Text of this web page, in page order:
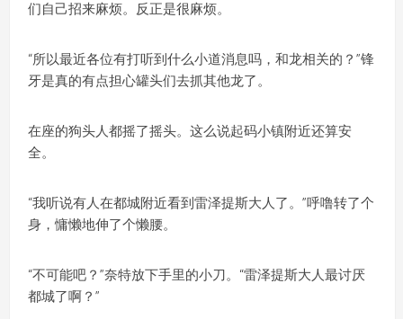
们自己招来麻烦。反正是很麻烦。
“所以最近各位有打听到什么小道消息吗，和龙相关的？”锋
牙是真的有点担心罐头们去抓其他龙了。
在座的狗头人都摇了摇头。这么说起码小镇附近还算安
全。
“我听说有人在都城附近看到雷泽提斯大人了。”呼噜转了个
身，慵懒地伸了个懒腰。
“不可能吧？”奈特放下手里的小刀。“雷泽提斯大人最讨厌
都城了啊？”